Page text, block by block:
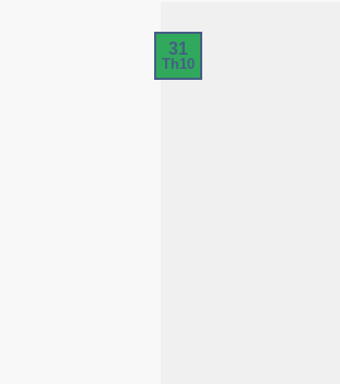
31
Th10